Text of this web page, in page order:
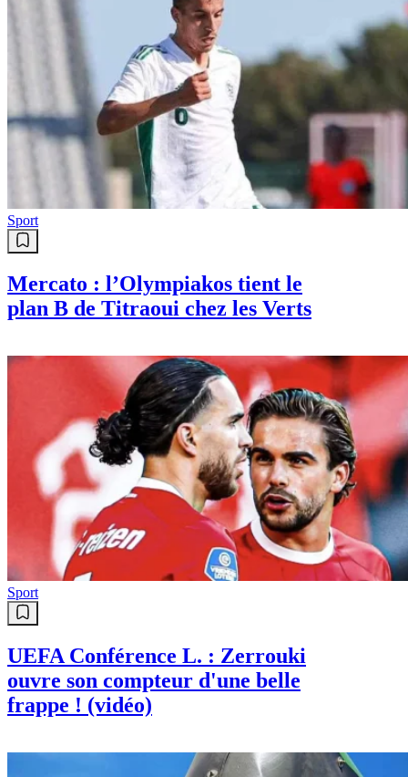
Sport
Mercato : l’Olympiakos tient le
plan B de Titraoui chez les Verts
Sport
UEFA Conférence L. : Zerrouki
ouvre son compteur d'une belle
frappe ! (vidéo)